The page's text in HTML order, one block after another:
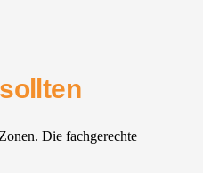
Die fachgerechte